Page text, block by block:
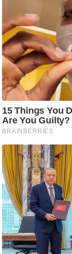
नी
ति
वि
श्ले
ष
ण
स
म
सा
म
यि
क
मा
तृ
भू
मि
स्तं